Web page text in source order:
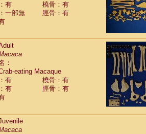
(1)
有
橈骨：有
一部無
脛骨：有
：
eating Macaque
有
橈骨：有
有
脛骨：有